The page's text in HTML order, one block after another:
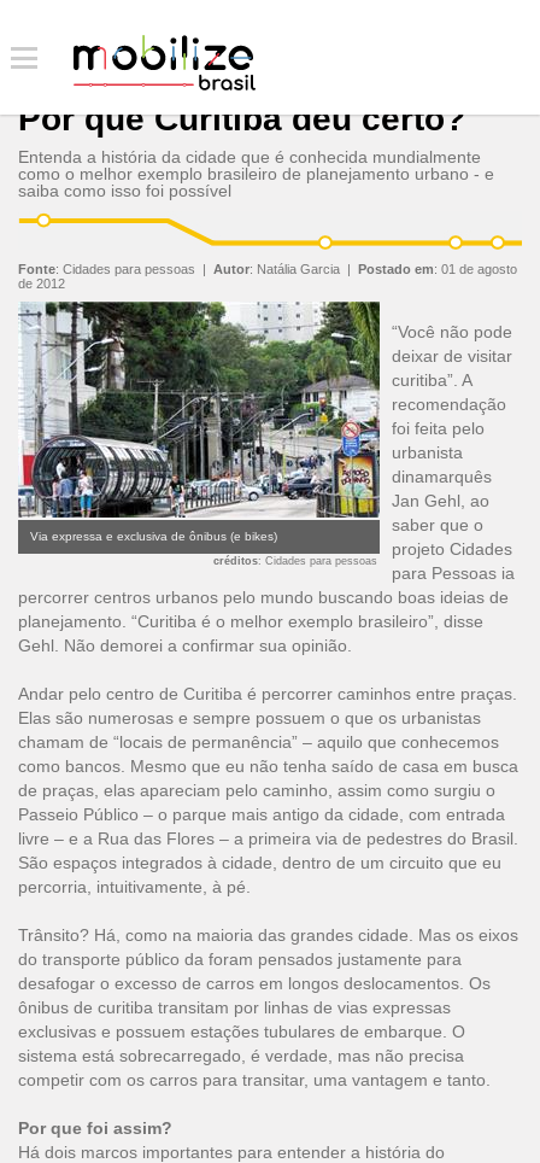
Por que Curitiba deu certo?
Entenda a história da cidade que é conhecida mundialmente
como o melhor exemplo brasileiro de planejamento urbano - e
saiba como isso foi possível
Fonte: Cidades para pessoas | Autor: Natália Garcia | Postado em: 01 de agosto
de 2012
Via expressa e exclusiva de ônibus (e bikes)
créditos: Cidades para pessoas
“Você não pode
deixar de visitar
curitiba”. A
recomendação
foi feita pelo
urbanista
dinamarquês
Jan Gehl, ao
saber que o
projeto Cidades
para Pessoas ia
percorrer centros urbanos pelo mundo buscando boas ideias de
planejamento. “Curitiba é o melhor exemplo brasileiro”, disse
Gehl. Não demorei a confirmar sua opinião.
Andar pelo centro de Curitiba é percorrer caminhos entre praças.
Elas são numerosas e sempre possuem o que os urbanistas
chamam de “locais de permanência” – aquilo que conhecemos
como bancos. Mesmo que eu não tenha saído de casa em busca
de praças, elas apareciam pelo caminho, assim como surgiu o
Passeio Público – o parque mais antigo da cidade, com entrada
livre – e a Rua das Flores – a primeira via de pedestres do Brasil.
São espaços integrados à cidade, dentro de um circuito que eu
percorria, intuitivamente, à pé.
Trânsito? Há, como na maioria das grandes cidade. Mas os eixos
do transporte público da foram pensados justamente para
desafogar o excesso de carros em longos deslocamentos. Os
ônibus de curitiba transitam por linhas de vias expressas
exclusivas e possuem estações tubulares de embarque. O
sistema está sobrecarregado, é verdade, mas não precisa
competir com os carros para transitar, uma vantagem e tanto.
Por que foi assim?
Há dois marcos importantes para entender a história do